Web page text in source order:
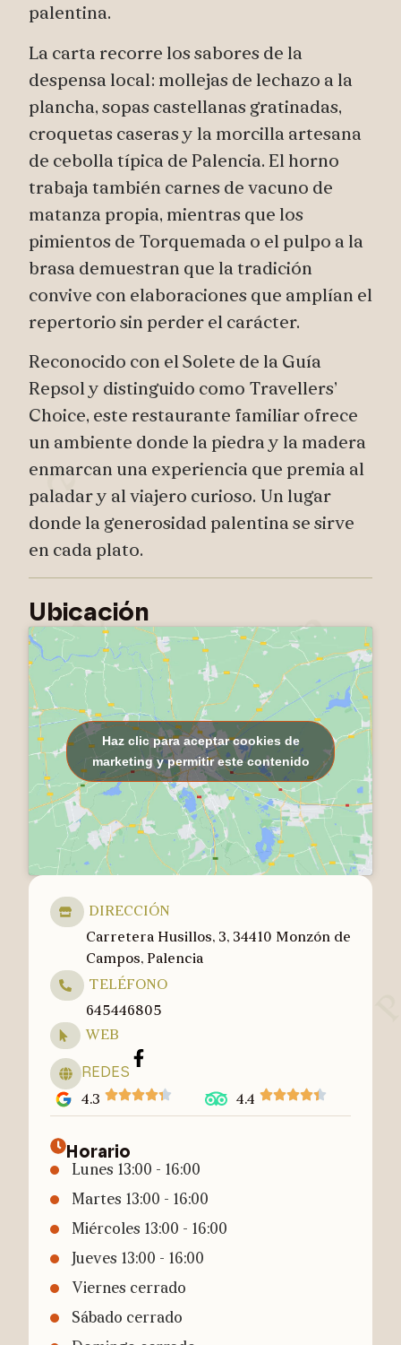
a
L
e
d
palentina.
La carta recorre los sabores de la
despensa local: mollejas de lechazo a la
plancha, sopas castellanas gratinadas,
croquetas caseras y la morcilla artesana
de cebolla típica de Palencia. El horno
trabaja también carnes de vacuno de
matanza propia, mientras que los
pimientos de Torquemada o el pulpo a la
brasa demuestran que la tradición
convive con elaboraciones que amplían el
repertorio sin perder el carácter.
Reconocido con el Solete de la Guía
Repsol y distinguido como Travellers’
Choice, este restaurante familiar ofrece
un ambiente donde la piedra y la madera
enmarcan una experiencia que premia al
paladar y al viajero curioso. Un lugar
donde la generosidad palentina se sirve
en cada plato.
Ubicación
Haz clic para aceptar cookies de
marketing y permitir este contenido
DIRECCIÓN
Carretera Husillos, 3, 34410 Monzón de
Campos, Palencia
TELÉFONO
645446805
WEB
REDES
4.3 4.4
Horario
Lunes 13:00 - 16:00
Martes 13:00 - 16:00
Miércoles 13:00 - 16:00
Jueves 13:00 - 16:00
Viernes cerrado
Sábado cerrado